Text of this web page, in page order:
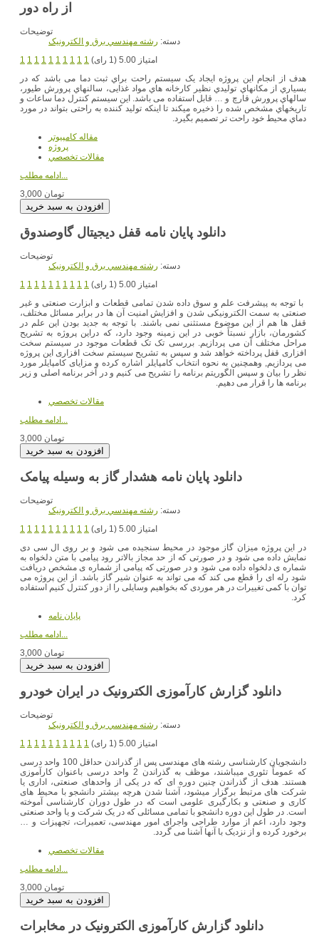
توضیحات
دسته: رشته مهندسي برق و الکترونيک
1 1 1 1 1 1 1 1 1 1
امتیاز 5.00 (1 رای)
هدف از انجام این پروژه ایجاد یک سیستم راحت براي ثبت دما می باشد که در
بسیاري از مکانهاي تولیدي نظیر کارخانه هاي مواد غذایی، سالنهاي پرورش طیور،
سالهاي پرورش قارچ و … قابل استفاده می باشد. این سیستم کنترل دما ساعات و
تاریخهاي مشخص شده را ذخیره میکند تا اینکه تولید کننده به راحتی بتواند در مورد
دماي محیط خود راحت تر تصمیم بگیرد.
مقاله کامپیوتر
پروژه
مقالات تخصصي
ادامه مطلب...
3,000 تومان
دانلود پایان نامه قفل دیجیتال گاوصندوق
توضیحات
دسته: رشته مهندسي برق و الکترونيک
1 1 1 1 1 1 1 1 1 1
امتیاز 5.00 (1 رای)
با توجه به پیشرفت علم و سوق داده شدن تمامی قطعات و ابزارت صنعتی و غیر
صنعتی به سمت الکترونیکی شدن و افزایش امنیت آن ها در برابر مسائل مختلف،
قفل ها هم از این موضوع مستثنی نمی باشند. با توجه به جدید بودن این علم در
کشورمان، بازار نسبتاً خوبی در این زمینه وجود دارد، که دراین پروژه به تشریح
مراحل مختلف آن می پردازیم. بررسی تک تک قطعات موجود در سیستم سخت
افزاری قفل پرداخته خواهد شد و سپس به تشریح سیستم سخت افزاری این پروژه
می پردازیم, وهمچنین به نحوه انتخاب کامپایلر اشاره کرده و مزایای کامپایلر مورد
نظر را بیان و سپس الگوریتم برنامه را تشریح می کنیم و در آخر برنامه اصلی و زیر
برنامه ها را قرار می دهیم.
مقالات تخصصي
ادامه مطلب...
3,000 تومان
دانلود پایان نامه هشدار گاز به وسیله پیامک
توضیحات
دسته: رشته مهندسي برق و الکترونيک
1 1 1 1 1 1 1 1 1 1
امتیاز 5.00 (1 رای)
در این پروژه میزان گاز موجود در محیط سنجیده می شود و بر روی ال سی دی
نمایش داده می شود و در صورتی که از حد مجاز بالاتر رود پیامی با متن دلخواه به
شماره ی دلخواه داده می شود و در صورتی که پیامی از شماره ی مشخص دریافت
شود رله ای را قطع می کند که می تواند به عنوان شیر گاز باشد. از این پروژه می
توان با کمی تغییرات در هر موردی که بخواهیم وسایلی را از دور کنترل کنیم استفاده
کرد.
پایان نامه
3,000 تومان
دانلود گزارش کارآموزی الکترونیک در ایران خودرو
توضیحات
دسته: رشته مهندسي برق و الکترونيک
1 1 1 1 1 1 1 1 1 1
امتیاز 5.00 (1 رای)
دانشجویان کارشناسی رشته های مهندسی پس از گذراندن حداقل 100 واحد درسی
که عموماً تئوری میباشند، موظف به گذراندن 2 واحد درسی باعنوان کارآموزی
هستند. هدف از گذراندن چنین دوره ای که در یکی از واحدهای صنعتی، اداری یا
شرکت های مرتبط برگزار میشود، آشنا شدن هرچه بیشتر دانشجو با محیط های
کاری و صنعتی و بکارگیری علومی است که در طول دوران کارشناسی آموخته
است. در طول این دوره دانشجو با تمامی مسائلی که در یک شرکت و یا واحد صنعتی
وجود دارد، اعم از موارد طراحی واجرای امور مهندسی، تعمیرات، تجهیزات و …
برخورد کرده و از نزدیک با آنها آشنا می گردد.
مقالات تخصصي
3,000 تومان
دانلود گزارش کارآموزی الکترونیک در مخابرات